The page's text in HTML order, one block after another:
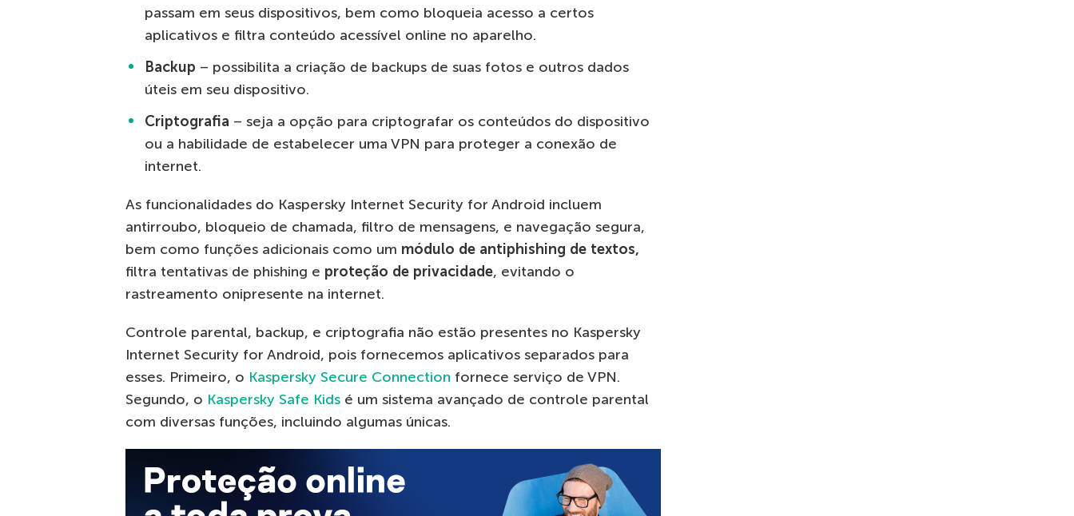
passam em seus dispositivos, bem como bloqueia acesso a certos
aplicativos e filtra conteúdo acessível online no aparelho.
Backup – possibilita a criação de backups de suas fotos e outros dados
úteis em seu dispositivo.
Criptografia – seja a opção para criptografar os conteúdos do dispositivo
ou a habilidade de estabelecer uma VPN para proteger a conexão de
internet.
As funcionalidades do Kaspersky Internet Security for Android incluem
antirroubo, bloqueio de chamada, filtro de mensagens, e navegação segura,
bem como funções adicionais como um módulo de antiphishing de textos,
filtra tentativas de phishing e proteção de privacidade, evitando o
rastreamento onipresente na internet.
Controle parental, backup, e criptografia não estão presentes no Kaspersky
Internet Security for Android, pois fornecemos aplicativos separados para
esses. Primeiro, o Kaspersky Secure Connection fornece serviço de VPN.
Segundo, o Kaspersky Safe Kids é um sistema avançado de controle parental
com diversas funções, incluindo algumas únicas.